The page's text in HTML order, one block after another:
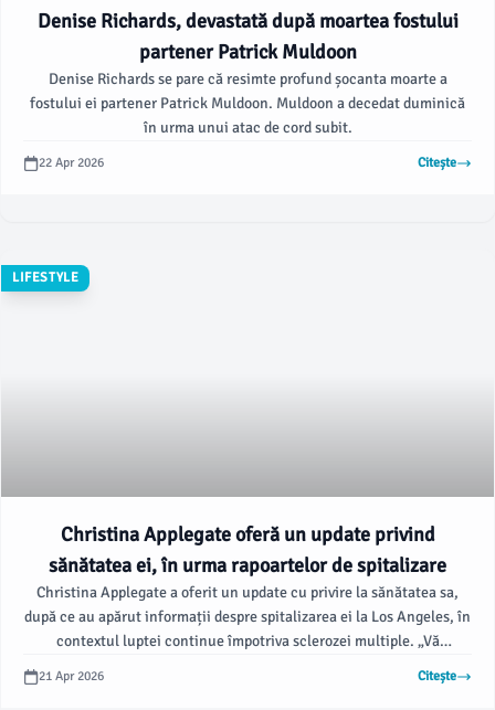
Denise Richards, devastată după moartea fostului
partener Patrick Muldoon
Denise Richards se pare că resimte profund șocanta moarte a
fostului ei partener Patrick Muldoon. Muldoon a decedat duminică
în urma unui atac de cord subit.
22 Apr 2026 Citește
LIFESTYLE
Christina Applegate oferă un update privind
sănătatea ei, în urma rapoartelor de spitalizare
Christina Applegate a oferit un update cu privire la sănătatea sa,
după ce au apărut informații despre spitalizarea ei la Los Angeles, în
contextul luptei continue împotriva sclerozei multiple. „Vă
mulțumesc pentru dragostea și urările de bine”, a împărtășit actrița
21 Apr 2026 Citește